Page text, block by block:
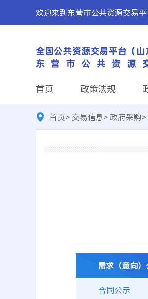
欢迎来到东营市公共资源交易平
首页 政策法规
首页> 交易信息>政府采购>
需求（意向）
合同公示